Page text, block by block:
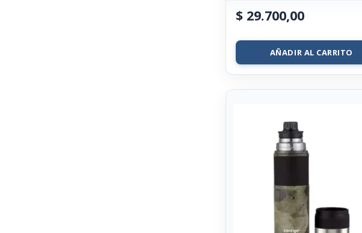
$ 29.700,00
AÑADIR AL CARRITO